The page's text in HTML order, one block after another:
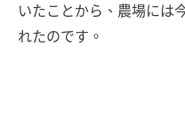
いたことから、農場には
れたのです。